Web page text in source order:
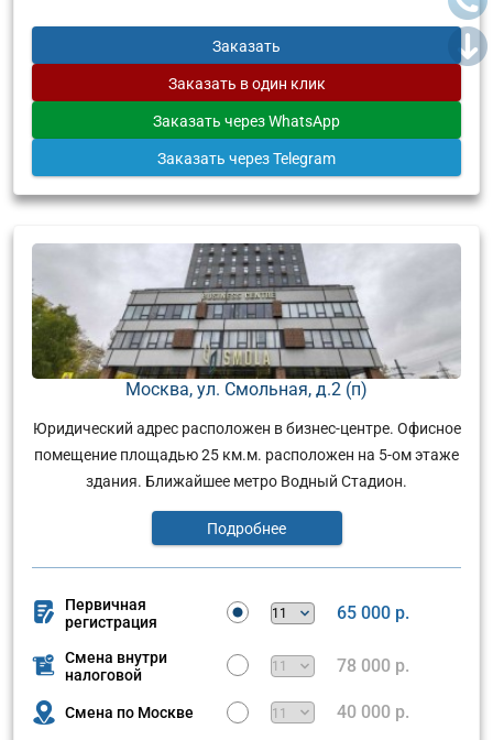
Заказать
Заказать в один клик
Заказать через WhatsApp
Заказать через Telegram
Москва, ул. Смольная, д.2 (п)
Юридический адрес расположен в бизнес-центре. Офисное
помещение площадью 25 км.м. расположен на 5-ом этаже
здания. Ближайшее метро Водный Стадион.
Подробнее
Первичная
регистрация
65 000 р.
Смена внутри
налоговой
78 000 р.
Смена по Москве 40 000 р.